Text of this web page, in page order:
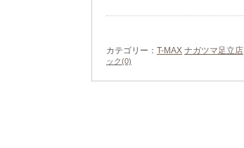
カテゴリー： T-MAX ナガツマ足立店
ック(0)